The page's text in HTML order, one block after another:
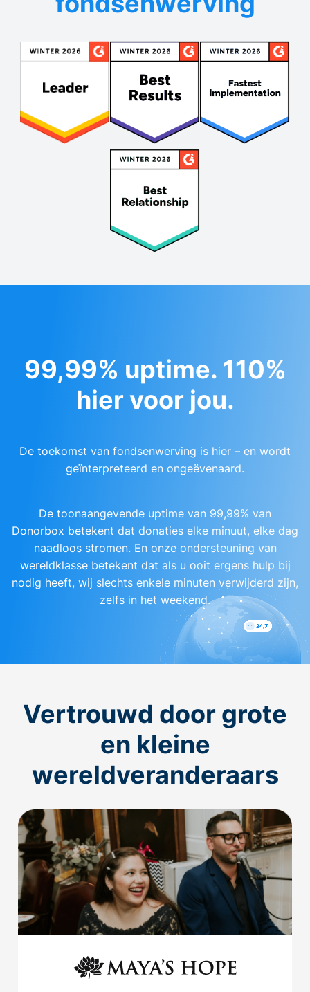
99,99% uptime. 110%
hier voor jou.
De toekomst van fondsenwerving is hier – en wordt
geïnterpreteerd en ongeëvenaard.
De toonaangevende uptime van 99,99% van
Donorbox betekent dat donaties elke minuut, elke dag
naadloos stromen. En onze ondersteuning van
wereldklasse betekent dat als u ooit ergens hulp bij
nodig heeft, wij slechts enkele minuten verwijderd zijn,
zelfs in het weekend.
Vertrouwd door grote
en kleine
wereldveranderaars